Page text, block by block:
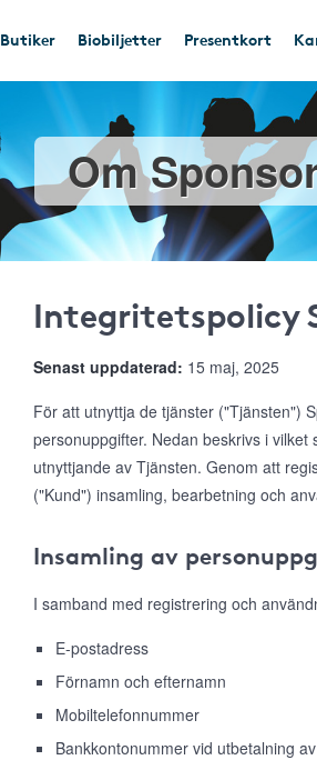
Butiker Biobiljetter Presentkort
Om
Integritetspolicy
Senast uppdaterad: 15 maj, 2025
För att utnyttja de tjänster ("Tjänsten")
personuppgifter. Nedan beskrivs i
utnyttjande av Tjänsten. Genom att
("Kund") insamling, bearbetning och
Insamling av
I samband med registrering och
E-postadress
Förnamn och efternamn
Mobiltelefonnummer
Bankkontonummer vid utbetalning